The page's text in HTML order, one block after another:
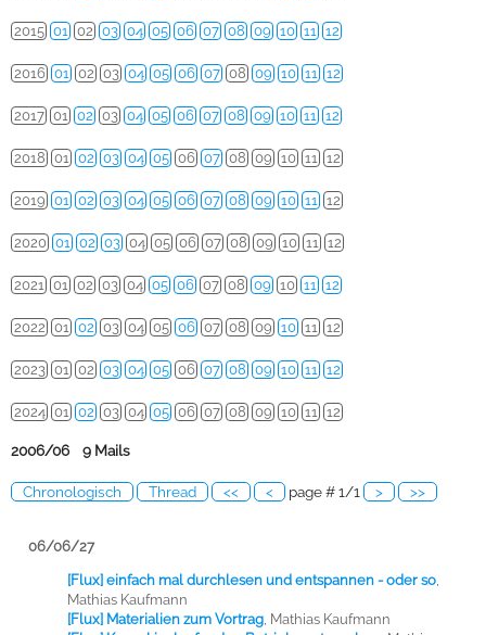
2015 01 02 03 04 05 06 07 08 09 10 11 12
2016 01 02 03 04 05 06 07 08 09 10 11 12
2017 01 02 03 04 05 06 07 08 09 10 11 12
2018 01 02 03 04 05 06 07 08 09 10 11 12
2019 01 02 03 04 05 06 07 08 09 10 11 12
2020 01 02 03 04 05 06 07 08 09 10 11 12
2021 01 02 03 04 05 06 07 08 09 10 11 12
2022 01 02 03 04 05 06 07 08 09 10 11 12
2023 01 02 03 04 05 06 07 08 09 10 11 12
2024 01 02 03 04 05 06 07 08 09 10 11 12
2006/06 9 Mails
Chronologisch Thread << < page # 1/1 > >>
06/06/27
[Flux] einfach mal durchlesen und entspannen - oder so
Mathias Kaufmann
[Flux] Materialien zum Vortrag Mathias Kaufmann